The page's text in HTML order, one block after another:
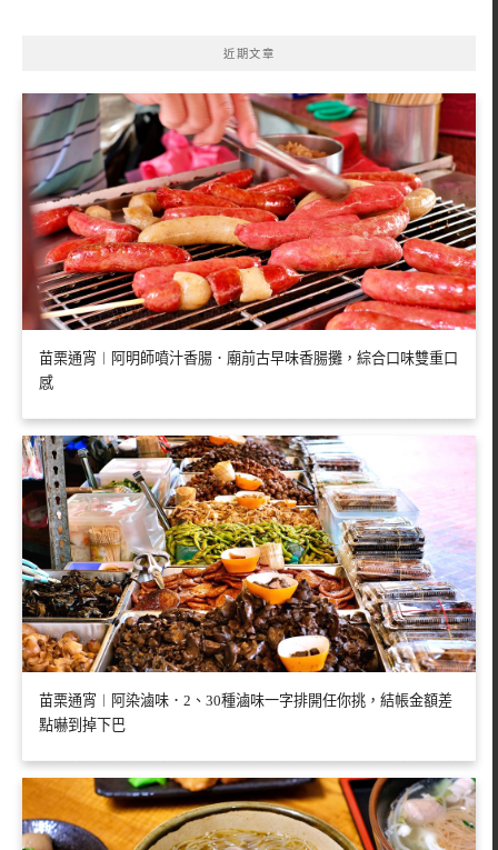
近期文章
苗栗通宵︱阿明師噴汁香腸．廟前古早味香腸攤，綜合口味雙重口
感
苗栗通宵︱阿染滷味．2、30種滷味一字排開任你挑，結帳金額差
點嚇到掉下巴